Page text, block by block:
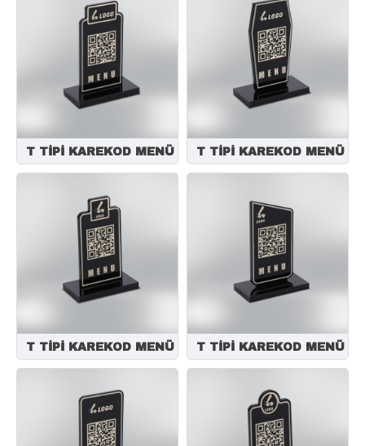
T TİPİ KAREKOD MENÜ T TİPİ KAREKOD MENÜ
T TİPİ KAREKOD MENÜ T TİPİ KAREKOD MENÜ